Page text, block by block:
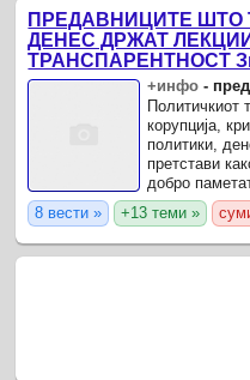
ПРЕДАВНИЦИТЕ ШТО
ДЕНЕС ДРЖАТ
ТРАНСПАРЕНТНОСТ
води СДСМ, прашува
+инфо -
Политичкиот
корупција,
политики,
претстави
добро
ја
на доверба -
8 вести » +13 теми »